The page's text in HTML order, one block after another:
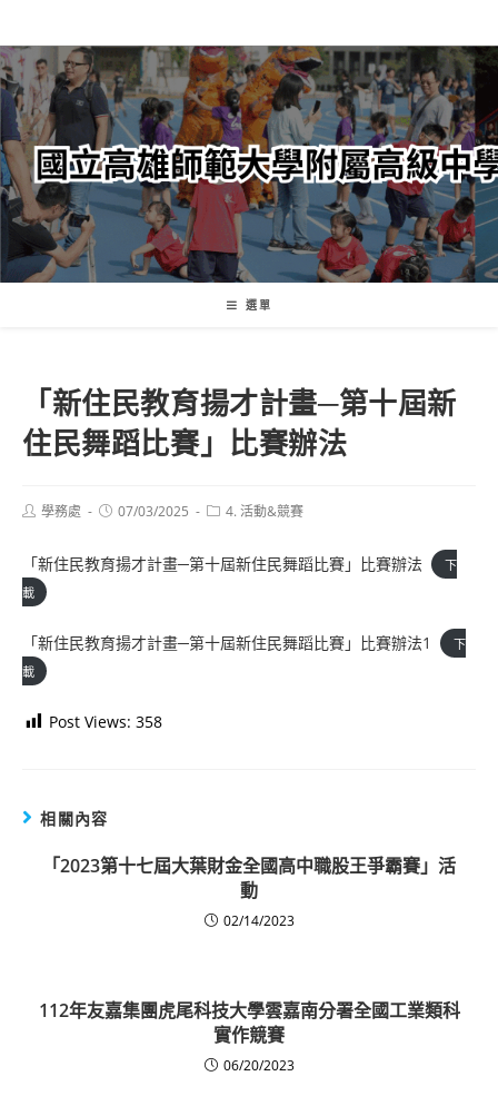
轉
至
主
內
容
選單
「新住民教育揚才計畫─第十屆新
住民舞蹈比賽」比賽辦法
Post學務處
Post07/03/2025
Post4. 活動&競賽
「新住民教育揚才計畫─第十屆新住民舞蹈比賽」比賽辦法
下
載
「新住民教育揚才計畫─第十屆新住民舞蹈比賽」比賽辦法1
下
載
Post Views: 358
相關內容
「2023第十七屆大葉財金全國高中職股王爭霸賽」活
動
02/14/2023
112年友嘉集團虎尾科技大學雲嘉南分署全國工業類科
實作競賽
06/20/2023